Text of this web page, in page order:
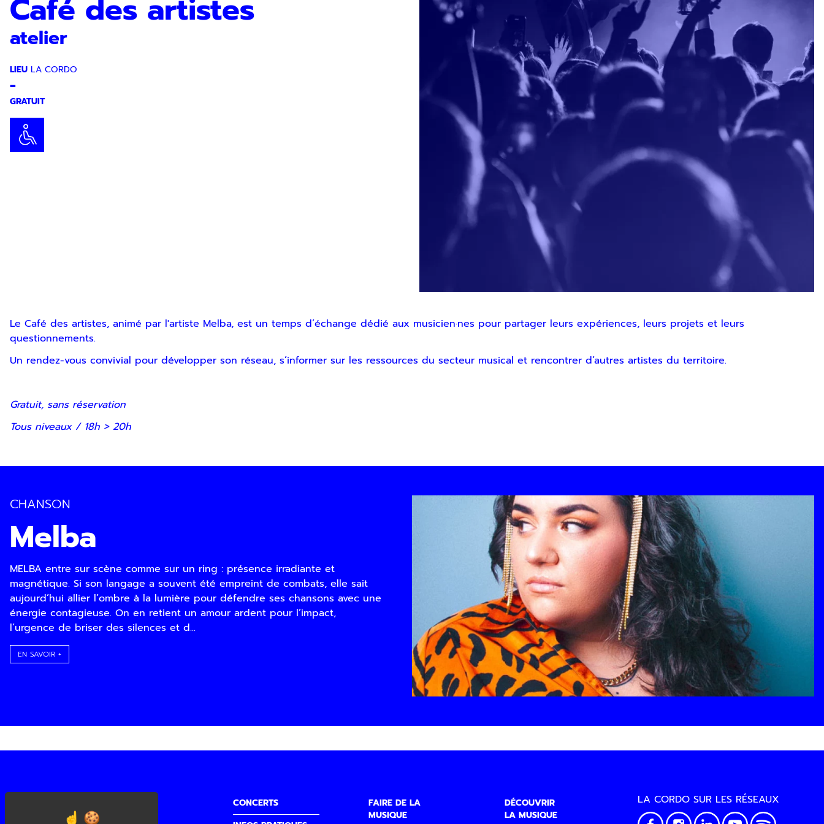
Café des artistes
atelier
LIEU LA CORDO
-
GRATUIT
Le Café des artistes, animé par l'artiste Melba, est un temps d’échange dédié aux musicien·nes pour partager leurs expériences, leurs projets et leurs
questionnements.
Un rendez-vous convivial pour développer son réseau, s’informer sur les ressources du secteur musical et rencontrer d’autres artistes du territoire.
Gratuit, sans réservation
Tous niveaux / 18h > 20h
CHANSON
Melba
MELBA entre sur scène comme sur un ring : présence irradiante et
magnétique. Si son langage a souvent été empreint de combats, elle sait
aujourd’hui allier l’ombre à la lumière pour défendre ses chansons avec une
énergie contagieuse. On en retient un amour ardent pour l’impact,
l’urgence de briser des silences et d...
EN SAVOIR +
CONCERTS
FAIRE DE LA
MUSIQUE
DÉCOUVRIR
LA MUSIQUE
LA CORDO SUR LES RÉSEAUX
désinscription ou en nous contactant. Pour en savoir plus, consultez notre